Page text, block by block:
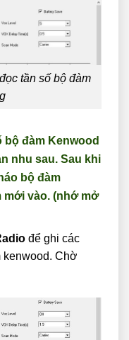
tần số bộ đàm
bộ đàm Kenwood
nhu sau. Sau khi
bộ đàm
mới vào. (nhớ mở
để ghi các
kenwood. Chờ